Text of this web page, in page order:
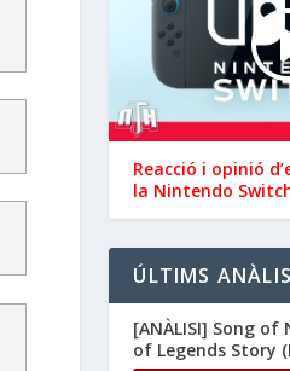
1m
📅 Devil
i molt més,
👉
Reacció i opinió
la Nintendo
ÚLTIMS
[ANÀLISI] Song of
of Legends Story